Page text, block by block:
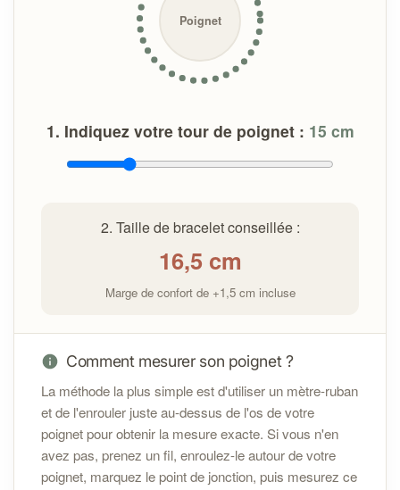
En cas de problème avec votre bracelet :
info@cybelepierres.frdans les 14 jours suivant la
Si un défaut est constaté, un remplacement ou une
réparation sera proposé selonles conditions
Poignet
1. Indiquez votre tour de poignet : 15 cm
2. Taille de bracelet conseillée :
16,5cm
Marge de confort de +1,5 cm incluse
Comment mesurer son poignet ?
La méthode la plus simple est d'utiliser un mètre-ruban
et de l'enrouler juste au-dessus de l'os de votre
poignet pour obtenir la mesure exacte. Si vous n'en
avez pas, prenez un fil, enroulez-le autour de votre
poignet, marquez le point de jonction, puis mesurez ce